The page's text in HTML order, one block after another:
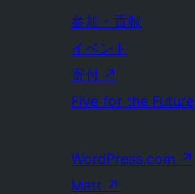
参加・貢献
イベント
寄付 ↗
Five for the Future
WordPress.com ↗
Matt ↗